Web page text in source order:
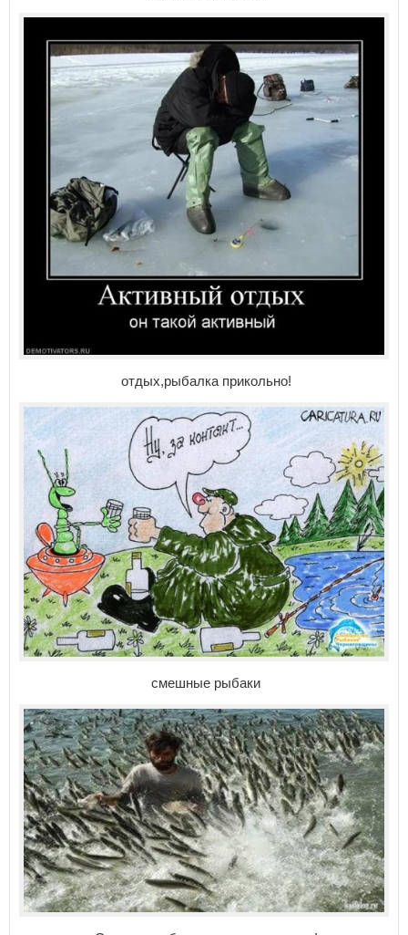
отдых,рыбалка прикольно!
смешные рыбаки